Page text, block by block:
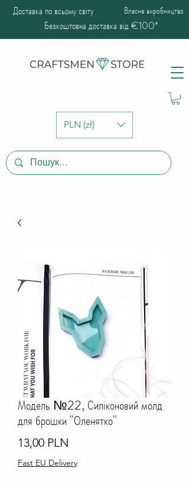
PLN (zł)
Доставка по всьому світу Власне виробництво
Безкоштовна доставка від €100*
Модель №22, Силіконовий молд
для брошки "Оленятко"
13,00 PLN
Fast EU Delivery